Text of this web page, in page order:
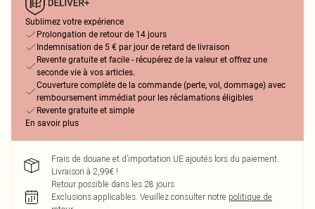
Sublimez votre expérience
Prolongation de retour de 14 jours
Indemnisation de 5 € par jour de retard de livraison
Revente gratuite et facile - récupérez de la valeur et offrez une
seconde vie à vos articles.
Couverture complète de la commande (perte, vol, dommage) avec
remboursement immédiat pour les réclamations éligibles
Revente gratuite et simple
En savoir plus
Frais de douane et d’importation UE ajoutés lors du paiement.
Livraison à 2,99€ !
Retour possible dans les 28 jours
Exclusions applicables. Veuillez consulter notre politique de